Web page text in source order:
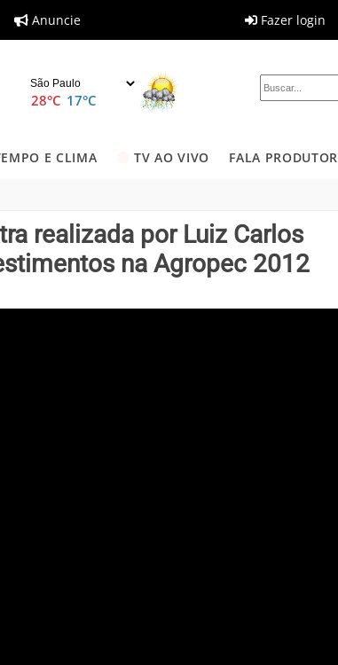
Anuncie Fazer login
28°C 17°C
E CLIMA TV AO VIVO FALA PRODUTOR
realizada por Luiz Carlos
na Agropec 2012